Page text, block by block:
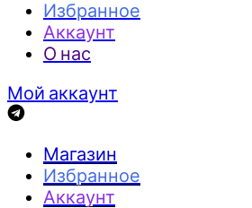
Избранное
Аккаунт
О нас
Мой аккаунт
Магазин
Избранное
Аккаунт